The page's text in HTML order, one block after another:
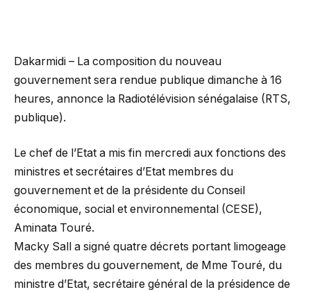
Dakarmidi – La composition du nouveau
gouvernement sera rendue publique dimanche à 16
heures, annonce la Radiotélévision sénégalaise (RTS,
publique).
Le chef de l’Etat a mis fin mercredi aux fonctions des
ministres et secrétaires d’Etat membres du
gouvernement et de la présidente du Conseil
économique, social et environnemental (CESE),
Aminata Touré.
Macky Sall a signé quatre décrets portant limogeage
des membres du gouvernement, de Mme Touré, du
ministre d’Etat, secrétaire général de la présidence de